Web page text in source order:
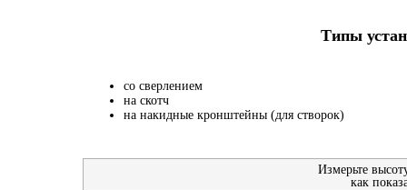
Типы
со сверлением
на скотч
на накидные кронштейны (для створок)
Измерьте
как